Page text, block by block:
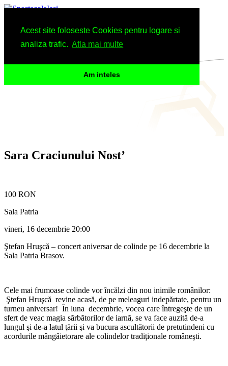
Acest site foloseste Cookies pentru logare si
analiza trafic. Afla mai multe
Am inteles
Spectacole
Arhiva
Informatii
Sara Craciunului Nost’
100 RON
Sala Patria
vineri, 16 decembrie 20:00
Ştefan Hruşcă – concert aniversar de colinde pe 16 decembrie la
Sala Patria Brasov.
Cele mai frumoase colinde vor încălzi din nou inimile românilor:
Ştefan Hruşcă revine acasă, de pe meleaguri indepărtate, pentru un
turneu aniversar! În luna decembrie, vocea care întregeşte de un
sfert de veac magia sărbătorilor de iarnă, se va face auzită de-a
lungul şi de-a latul ţării şi va bucura ascultătorii de pretutindeni cu
acordurile mângâietorare ale colindelor tradiţionale româneşti.